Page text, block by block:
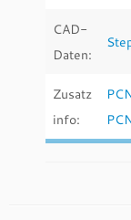
CAD-
Daten:
Zusatz
info: